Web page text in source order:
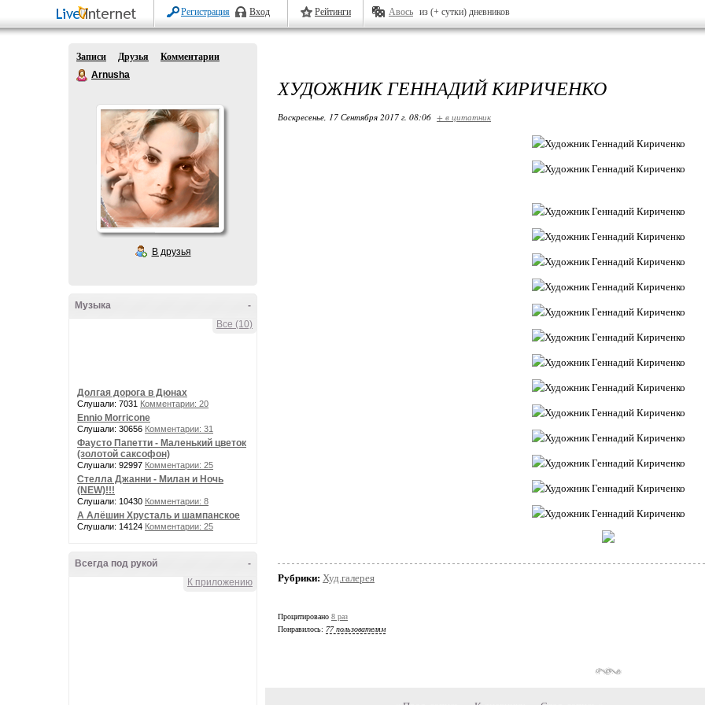
Регистрация Вход Рейтинги Авось из (+ сутки) дневников
Записи Друзья
Комментарии
Arnusha
В друзья
-
Музыка
Все (10)
Долгая дорога в Дюнах
Слушали: 7031 Комментарии: 20
Ennio Morricone
Слушали: 30656 Комментарии: 31
Фаусто Папетти - Маленький цветок
(золотой саксофон)
Слушали: 92997 Комментарии: 25
Стелла Джанни - Милан и Ночь
(NEW)!!!
Слушали: 10430 Комментарии: 8
А Алёшин Хрусталь и шампанское
Слушали: 14124 Комментарии: 25
-
Всегда под рукой
К приложению
ХУДОЖНИК ГЕННАДИЙ КИРИЧЕНКО
Воскресенье, 17 Сентября 2017 г. 08:06 + в цитатник
Рубрики: Худ.галерея
Процитировано 8 раз
Понравилось: 77 пользователям